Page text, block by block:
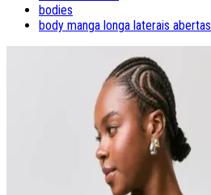
bodies
body manga longa laterais abertas